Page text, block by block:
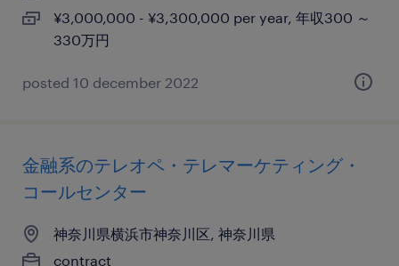
¥3,000,000 - ¥3,300,000 per year, 年収300 ～
330万円
posted 10 december 2022
金融系のテレオペ・テレマーケティング・
コールセンター
神奈川県横浜市神奈川区, 神奈川県
contract